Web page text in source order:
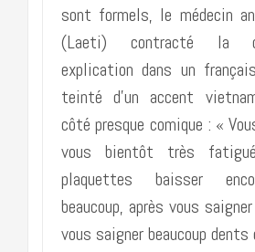
sont formels, le médecin
(Laeti) contracté la
explication dans un
teinté d’un accent
côté presque comique : «
vous bientôt très
plaquettes baisser
beaucoup, après vous
vous saigner beaucoup